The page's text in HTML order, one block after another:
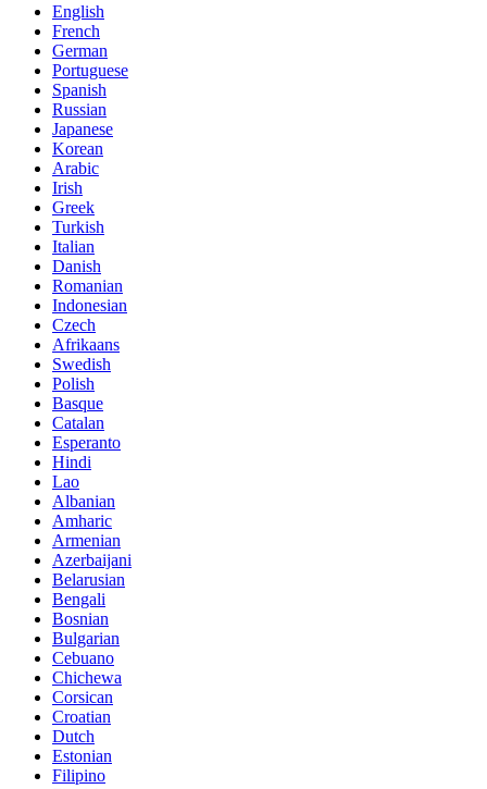
English
French
German
Portuguese
Spanish
Russian
Japanese
Korean
Arabic
Irish
Greek
Turkish
Italian
Danish
Romanian
Indonesian
Czech
Afrikaans
Swedish
Polish
Basque
Catalan
Esperanto
Hindi
Lao
Albanian
Amharic
Armenian
Azerbaijani
Belarusian
Bengali
Bosnian
Bulgarian
Cebuano
Chichewa
Corsican
Croatian
Dutch
Estonian
Filipino